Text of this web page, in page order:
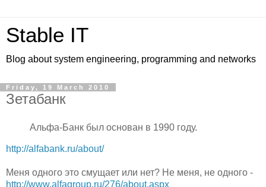
Stable IT
Blog about system engineering, programming and networks
Friday, 19 March 2010
Зетабанк
Альфа-Банк был основан в 1990 году.
http://alfabank.ru/about/
Меня одного это смущает или нет? Не меня, не одного -
http://www.alfagroup.ru/276/about.aspx